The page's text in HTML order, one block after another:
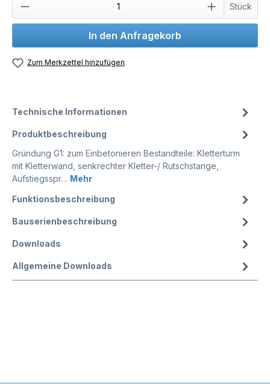
Stück
In den Anfragekorb
Zum Merkzettel hinzufügen
Technische Informationen
Produktbeschreibung
Gründung G1: zum Einbetonieren Bestandteile: Kletterturm
mit Kletterwand, senkrechter Kletter-/ Rutschstange,
Aufstiegsspr… Mehr
Funktionsbeschreibung
Bauserienbeschreibung
Downloads
Allgemeine Downloads